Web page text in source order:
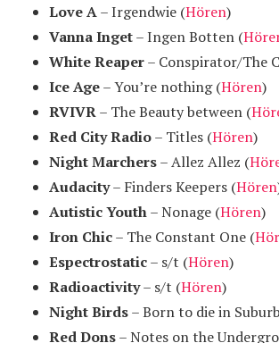
Love A– Irgendwie (Hören)
Vanna Inget– Ingen Botten (
White Reaper– Conspirator/The
Ice Age– You’re nothing (Hören)
RVIVR– The Beauty between (
Red City Radio– Titles (Hören)
Night Marchers– Allez Allez (
Audacity– Finders Keepers (Hören
Autistic Youth– Nonage (Hören)
Iron Chic– The Constant One (
Espectrostatic– s/t (Hören)
Radioactivity– s/t (Hören)
Night Birds– Born to die in
Red Dons– Notes on the